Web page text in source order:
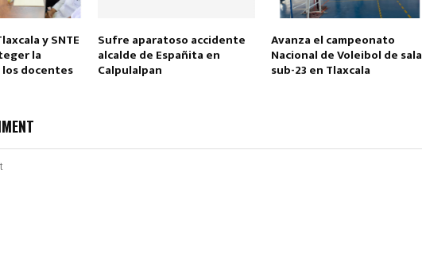
y SNTE
la
docentes
Sufre aparatoso accidente
alcalde de Españita en
Calpulalpan
Avanza el campeonato
Nacional de Voleibol de sala
sub-23 en Tlaxcala